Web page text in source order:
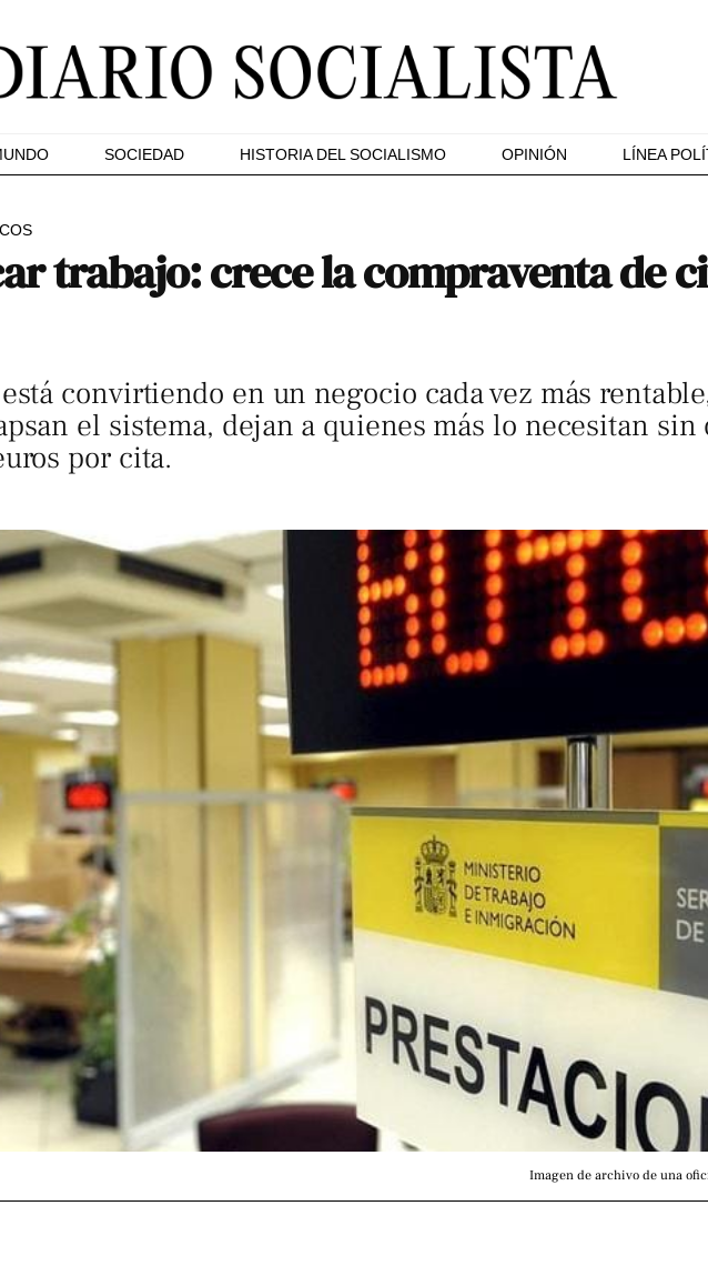
SOCIEDAD HISTORIA DEL SOCIALISMO OPINIÓN LÍNEA
trabajo: crece la compraventa de
convirtiendo en un negocio cada vez más
el sistema, dejan a quienes más lo necesitan sin
por cita.
Imagen de archivo de una